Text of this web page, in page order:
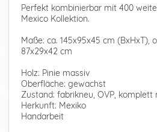
Perfekt kombinierbar mit 400
Mexico Kollektion.
Maße: ca. 145x95x45 cm (BxHxT),
87x29x42 cm
Holz: Pinie massiv
Oberfläche: gewachst
Zustand: fabrikneu, OVP, komplett
Herkunft: Mexiko
Handarbeit